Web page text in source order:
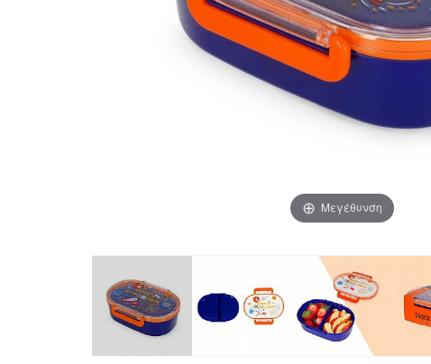
Μεγέθυνση